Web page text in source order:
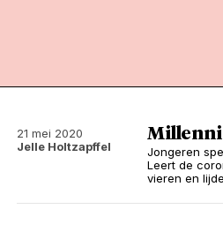
21 mei 2020
Jelle Holtzapffel
Jongeren
Leert de
vieren en